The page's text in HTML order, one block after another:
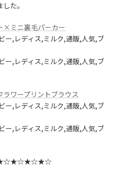
た。
×ミニ裏毛パーカー
ラワープリントブラウス